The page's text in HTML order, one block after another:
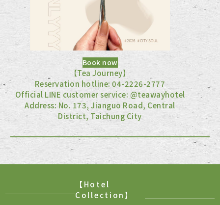
Book now
【Tea Journey】
Reservation hotline: 04-2226-2777
Official LINE customer service: @teawayhotel
Address: No. 173, Jianguo Road, Central
District, Taichung City
【Hotel
Collection】